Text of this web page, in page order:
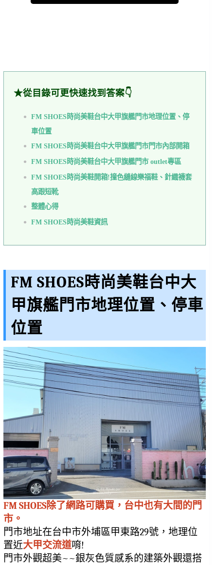
★從目錄可更快速找到答案👇
FM SHOES時尚美鞋台中大甲旗艦門市地理位置、停
車位置
FM SHOES時尚美鞋台中大甲旗艦門市門市內部開箱
FM SHOES時尚美鞋台中大甲旗艦門市 outlet專區
FM SHOES時尚美鞋開箱!撞色縫線樂福鞋、針織襪套
高跟短靴
整體心得
FM SHOES時尚美鞋資訊
FM SHOES時尚美鞋台中大
甲旗艦門市地理位置、停車
位置
FM SHOES除了網路可購買，台中也有大間的門
市。
門市地址在台中市外埔區甲東路29號，地理位
置近大甲交流道唷!
門市外觀超美~~銀灰色質感系的建築外觀還搭